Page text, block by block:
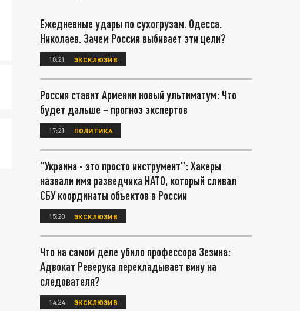
Ежедневные удары по сухогрузам. Одесса.
Николаев. Зачем Россия выбивает эти цели?
18:21 ЭКСКЛЮЗИВ
Россия ставит Армении новый ультиматум: Что
будет дальше – прогноз экспертов
17:21 ПОЛИТИКА
"Украина - это просто инструмент": Хакеры
назвали имя разведчика НАТО, который сливал
СБУ координаты объектов в России
15:20 ЭКСКЛЮЗИВ
Что на самом деле убило профессора Зезина:
Адвокат Реверука перекладывает вину на
следователя?
14:24 ЭКСКЛЮЗИВ